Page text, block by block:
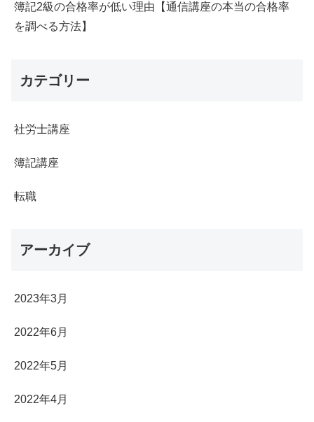
簿記2級の合格率が低い理由【通信講座の本当の合格率
を調べる方法】
カテゴリー
社労士講座
簿記講座
転職
アーカイブ
2023年3月
2022年6月
2022年5月
2022年4月